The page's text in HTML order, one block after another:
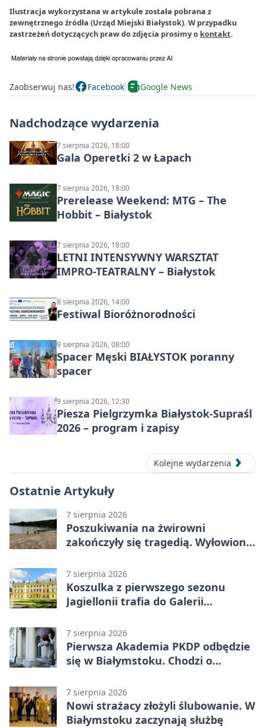
Ilustracja wykorzystana w artykule została pobrana z
zewnętrznego źródła (Urząd Miejski Białystok). W przypadku
zastrzeżeń dotyczących praw do zdjęcia prosimy o kontakt.
Zaobserwuj nas! Facebook Google News
Nadchodzące wydarzenia
7 sierpnia 2026, 18:00
Gala Operetki 2 w Łapach
7 sierpnia 2026, 18:00
Prerelease Weekend: MTG – The
Hobbit – Białystok
7 sierpnia 2026, 18:00
LETNI INTENSYWNY WARSZTAT
IMPRO-TEATRALNY – Białystok
8 sierpnia 2026, 14:00
Festiwal Bioróżnorodności
9 sierpnia 2026, 08:00
Spacer Męski BIAŁYSTOK poranny
spacer
9 sierpnia 2026, 12:30
Piesza Pielgrzymka Białystok-Supraśl
2026 – program i zapisy
Kolejne wydarzenia
Ostatnie Artykuły
7 sierpnia 2026
Poszukiwania na żwirowni
zakończyły się tragedią. Wyłowiono
7 sierpnia 2026
Koszulka z pierwszego sezonu
Jagiellonii trafia do Galerii
7 sierpnia 2026
Pierwsza Akademia PKDP odbędzie
się w Białymstoku. Chodzi o
7 sierpnia 2026
Nowi strażacy złożyli ślubowanie. W
Białymstoku zaczynają służbę